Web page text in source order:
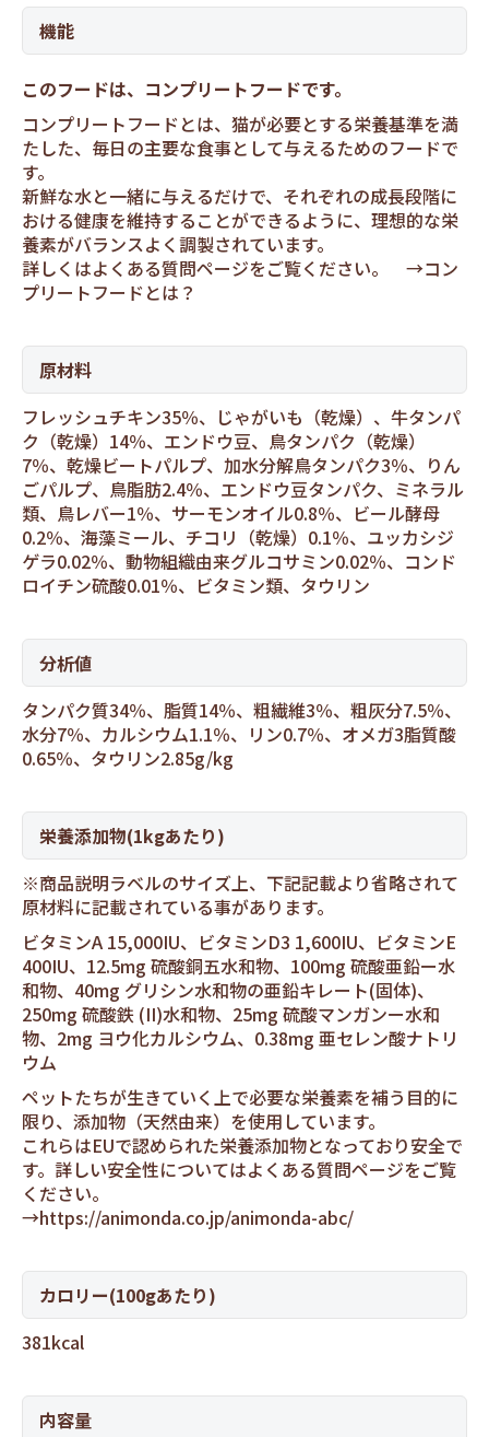
機能
このフードは、コンプリートフードです。
コンプリートフードとは、猫が必要とする栄養基準を満
たした、毎日の主要な食事として与えるためのフードで
す。
新鮮な水と一緒に与えるだけで、それぞれの成長段階に
おける健康を維持することができるように、理想的な栄
養素がバランスよく調製されています。
詳しくはよくある質問ページをご覧ください。 →コン
プリートフードとは？
原材料
フレッシュチキン35％、じゃがいも（乾燥）、牛タンパ
ク（乾燥）14％、エンドウ豆、鳥タンパク（乾燥）
7％、乾燥ビートパルプ、加水分解鳥タンパク3％、りん
ごパルプ、鳥脂肪2.4％、エンドウ豆タンパク、ミネラル
類、鳥レバー1％、サーモンオイル0.8％、ビール酵母
0.2％、海藻ミール、チコリ（乾燥）0.1％、ユッカシジ
ゲラ0.02％、動物組織由来グルコサミン0.02％、コンド
ロイチン硫酸0.01％、ビタミン類、タウリン
分析値
タンパク質34％、脂質14％、粗繊維3％、粗灰分7.5％、
水分7％、カルシウム1.1％、リン0.7％、オメガ3脂質酸
0.65％、タウリン2.85g/kg
栄養添加物(1kgあたり)
※商品説明ラベルのサイズ上、下記記載より省略されて
原材料に記載されている事があります。
ビタミンA 15,000IU、ビタミンD3 1,600IU、ビタミンE
400IU、12.5mg 硫酸銅五水和物、100mg 硫酸亜鉛ー水
和物、40mg グリシン水和物の亜鉛キレート(固体)、
250mg 硫酸鉄 (II)水和物、25mg 硫酸マンガンー水和
物、2mg ヨウ化カルシウム、0.38mg 亜セレン酸ナトリ
ウム
ペットたちが生きていく上で必要な栄養素を補う目的に
限り、添加物（天然由来）を使用しています。
これらはEUで認められた栄養添加物となっており安全で
す。詳しい安全性についてはよくある質問ページをご覧
ください。
→https://animonda.co.jp/animonda-abc/
カロリー(100gあたり)
381kcal
内容量